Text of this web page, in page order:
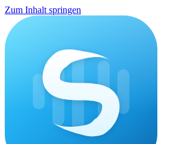
Zum Inhalt springen